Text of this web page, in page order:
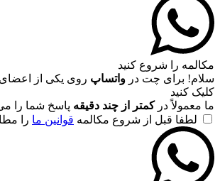
مکالمه را شروع کنید
سلام! برای چت در واتساپ روی یکی از
کلیک کنید
ما معمولاً درکمتر از چند دقیقه پاسخ شما را
لطفا قبل از شروع مکالمه قوانین ما را